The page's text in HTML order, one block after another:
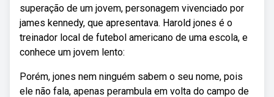
superação de um jovem, personagem vivenciado por
james kennedy, que apresentava. Harold jones é o
treinador local de futebol americano de uma escola, e
conhece um jovem lento:
Porém, jones nem ninguém sabem o seu nome, pois
ele não fala, apenas perambula em volta do campo de